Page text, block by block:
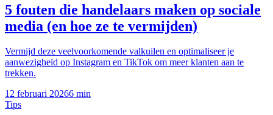
5 fouten die handelaars maken op sociale
media (en hoe ze te vermijden)
Vermijd deze veelvoorkomende valkuilen en optimaliseer je
aanwezigheid op Instagram en TikTok om meer klanten aan te
trekken.
12 februari 20266 min
Tips